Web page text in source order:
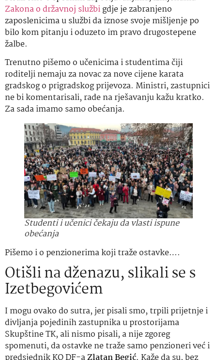
Zakona o državnoj službigdje je zabranjeno
zaposlenicima u službi da iznose svoje mišljenje po
bilo kom pitanju i oduzeto im pravo drugostepene
žalbe.
Trenutno pišemo o učenicima i studentima čiji
roditelji nemaju za novac za nove cijene karata
gradskog o prigradskog prijevoza. Ministri, zastupnici
ne bi komentarisali, rade na rješavanju kažu kratko.
Za sada imamo samo obećanja.
Studenti i učenici čekaju da vlasti ispune
obećanja
Pišemo i o penzionerima koji traže ostavke….
Otišli na dženazu, slikali se s
Izetbegovićem
I mogu ovako do sutra, jer pisali smo, trpili prijetnje i
divljanja pojedinih zastupnika u prostorijama
Skupštine TK, ali nismo pisali, a nije zgoreg
spomenuti, da ostavke ne traže samo penzioneri već i